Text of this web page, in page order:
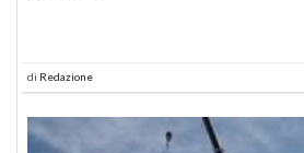
di Redazione